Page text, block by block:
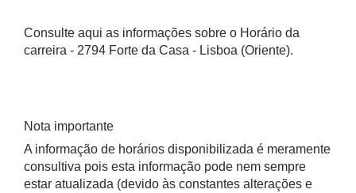
Consulte aqui as informações sobre o Horário da
carreira - 2794 Forte da Casa - Lisboa (Oriente).
Nota importante
A informação de horários disponibilizada é meramente
consultiva pois esta informação pode nem sempre
estar atualizada (devido às constantes alterações e